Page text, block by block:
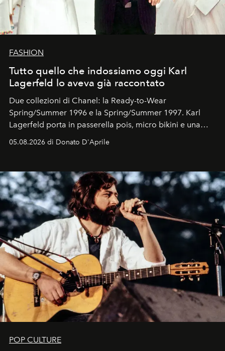
FASHION
Tutto quello che indossiamo oggi Karl
Lagerfeld lo aveva già raccontato
Due collezioni di Chanel: la Ready-to-Wear
Spring/Summer 1996 e la Spring/Summer 1997. Karl
Lagerfeld porta in passerella pois, micro bikini e una
logomania pensata per la spiaggia
Kate, Claudia e Carla una dietro l'altra. Trent'anni dopo,
uno dei documenti più contemporanei che abbiamo.
05.08.2026 di Donato D'Aprile
POP CULTURE